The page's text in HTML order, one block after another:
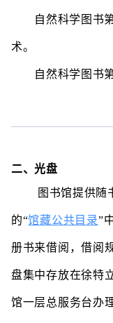
自然科学图书第
术。
自然科学图书第
二、光盘
图书馆提供随书
的“馆藏公共目录”
册书来借阅，借阅
盘集中存放在徐特
馆一层总服务台办